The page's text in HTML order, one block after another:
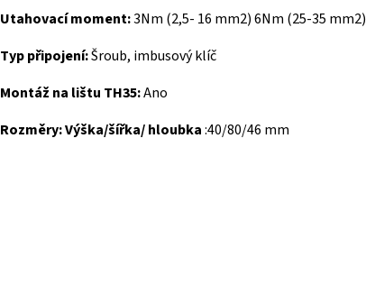
Utahovací moment:3Nm (2,5- 16 mm2) 6Nm (25-35 mm2)
Typ připojení:Šroub, imbusový klíč
Montáž na lištu TH35:Ano
Rozměry: Výška/šířka/ hloubka:40/80/46 mm